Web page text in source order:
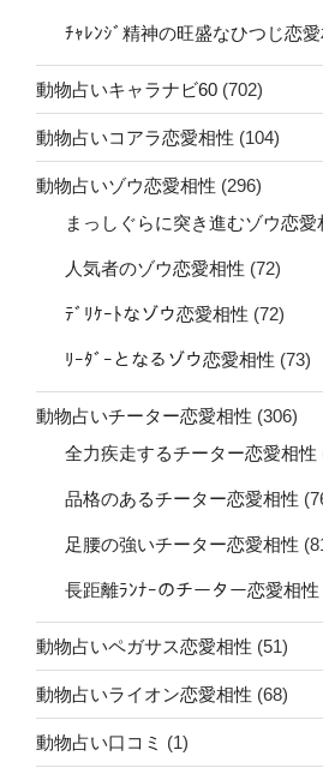
ﾁｬﾚﾝｼﾞ精神の旺盛なひつじ恋
動物占いキャラナビ60 (702)
動物占いコアラ恋愛相性 (104)
動物占いゾウ恋愛相性 (296)
まっしぐらに突き進むゾウ恋愛
人気者のゾウ恋愛相性 (72)
ﾃﾞﾘｹｰﾄなゾウ恋愛相性 (72)
ﾘｰﾀﾞｰとなるゾウ恋愛相性 (73)
動物占いチーター恋愛相性 (306)
全力疾走するチーター恋愛相性
品格のあるチーター恋愛相性
足腰の強いチーター恋愛相性
長距離ﾗﾝﾅｰのチーター恋愛相性
動物占いペガサス恋愛相性 (51)
動物占いライオン恋愛相性 (68)
動物占い口コミ (1)